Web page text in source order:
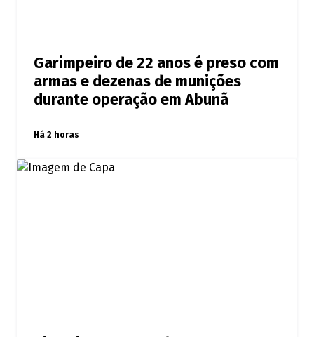
Garimpeiro de 22 anos é preso com
armas e dezenas de munições
durante operação em Abunã
Há 2 horas